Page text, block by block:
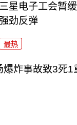
三星电子工会暂
强劲反弹
最热
爆炸事故致3死1